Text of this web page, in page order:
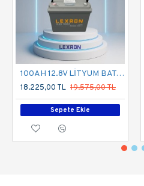
100AH 12.8V LİTYUM BATARYA
18.225,00 TL 19.575,00 TL
Sepete Ekle